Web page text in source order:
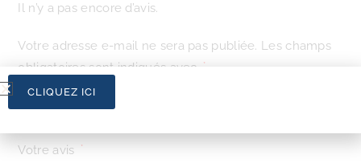
Il n’y a pas encore d’avis.
Votre adresse e-mail ne sera pas publiée. Les champs
obligatoires sont indiqués avec
*
Votre note *
Votre avis *
CLIQUEZ ICI